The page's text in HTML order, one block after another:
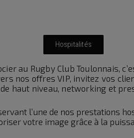
Hospitalités
au Rugby Club Toulonnais,
nos offres VIP, invitez vos
haut niveau, networking et
l’une de nos prestations
votre image grâce à la